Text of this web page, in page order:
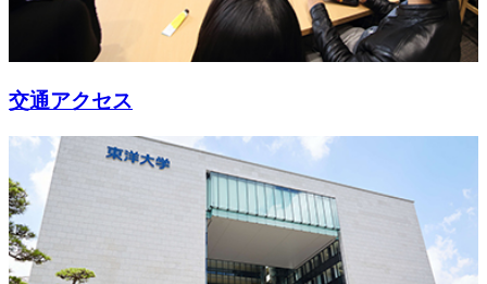
交通アクセス